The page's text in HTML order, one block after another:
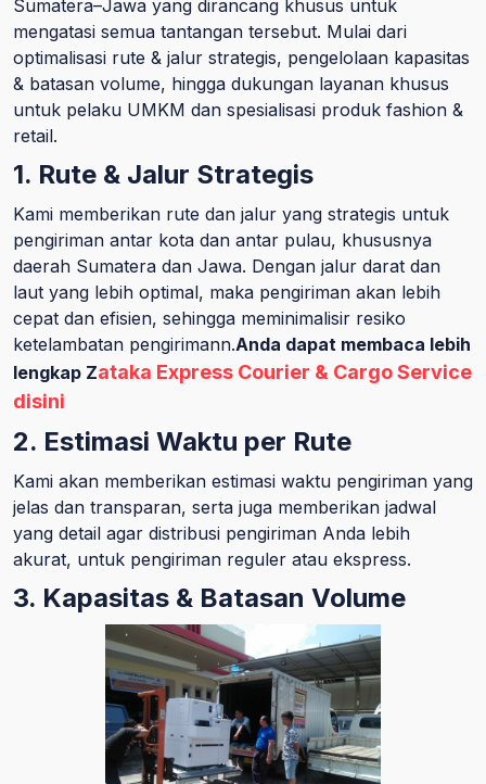
Sumatera–Jawa yang dirancang khusus untuk
mengatasi semua tantangan tersebut. Mulai dari
optimalisasi rute & jalur strategis, pengelolaan kapasitas
& batasan volume, hingga dukungan layanan khusus
untuk pelaku UMKM dan spesialisasi produk fashion &
retail.
1. Rute & Jalur Strategis
Kami memberikan rute dan jalur yang strategis untuk
pengiriman antar kota dan antar pulau, khususnya
daerah Sumatera dan Jawa. Dengan jalur darat dan
laut yang lebih optimal, maka pengiriman akan lebih
cepat dan efisien, sehingga meminimalisir resiko
ketelambatan pengirimann.Anda dapat membaca lebih
lengkap Zataka Express Courier & Cargo Service
disini
2. Estimasi Waktu per Rute
Kami akan memberikan estimasi waktu pengiriman yang
jelas dan transparan, serta juga memberikan jadwal
yang detail agar distribusi pengiriman Anda lebih
akurat, untuk pengiriman reguler atau ekspress.
3. Kapasitas & Batasan Volume